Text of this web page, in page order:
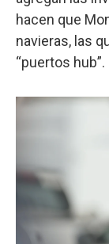
hacen que
navieras, las
“puertos hub”.